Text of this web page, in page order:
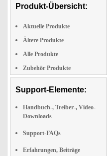
Produkt-Übersicht:
Aktuelle Produkte
Ältere Produkte
Alle Produkte
Zubehör Produkte
Support-Elemente:
Handbuch-, Treiber-, Video-
Downloads
Support-FAQs
Erfahrungen, Beiträge